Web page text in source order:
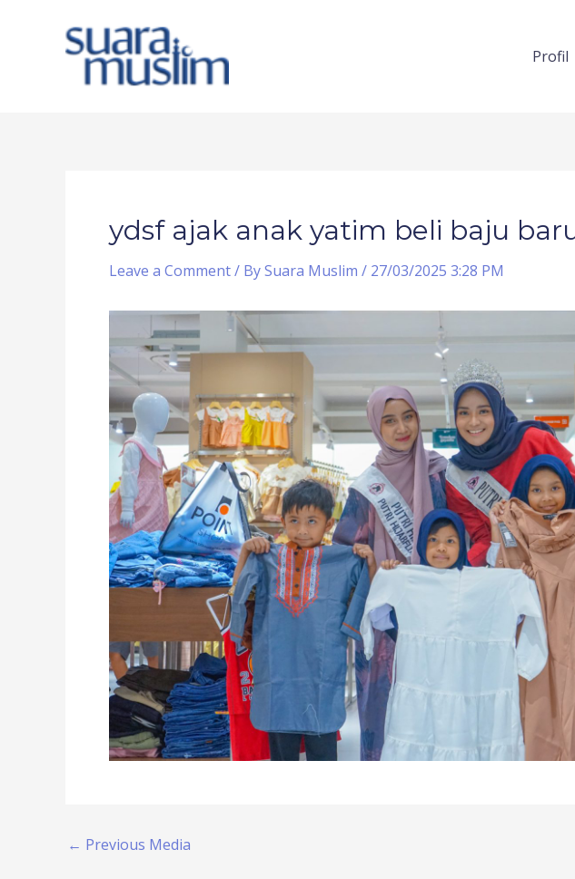
Profil
ydsf ajak anak yatim beli baju
Leave a Comment/ BySuara Muslim / 27/03/2025 3:28 PM
← Previous Media